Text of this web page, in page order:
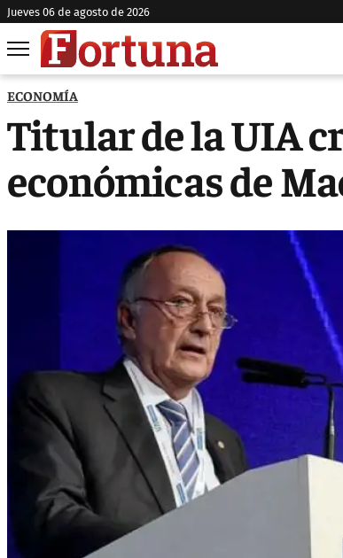
jueves 06 de agosto de 2026
ECONOMÍA
Titular de la UIA
económicas de